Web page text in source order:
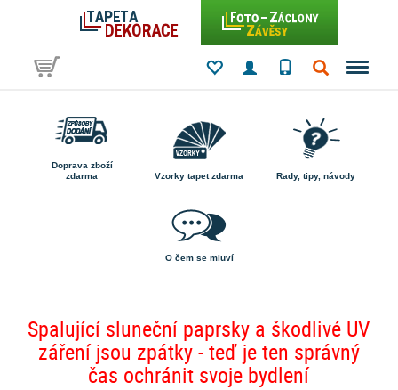
Doprava zboží
zdarma
Vzorky tapet zdarma Rady, tipy, návody
O čem se mluví
Spalující sluneční paprsky a škodlivé UV
záření jsou zpátky - teď je ten správný
čas ochránit svoje bydlení